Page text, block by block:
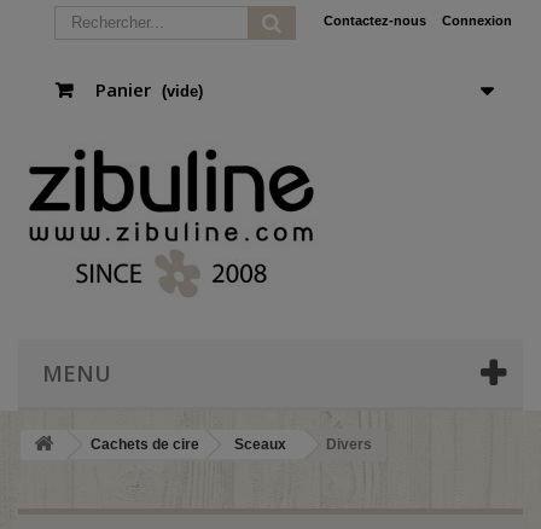
Connexion
Contactez-nous
Panier (vide)
MENU
Cachets de cire Sceaux Divers